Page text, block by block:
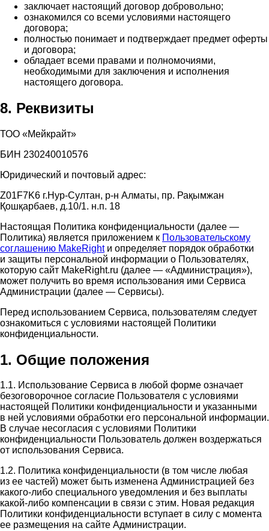
заключает настоящий договор добровольно;
ознакомился со всеми условиями настоящего
договора;
полностью понимает и подтверждает предмет оферты
и договора;
обладает всеми правами и полномочиями,
необходимыми для заключения и исполнения
настоящего договора.
8. Реквизиты
ТОО «Мейкрайт»
БИН 230240010576
Юридический и почтовый адрес:
Z01F7K6 г.Нур-Султан, р-н Алматы, пр. Рақымжан
Қошқарбаев, д.10/1. н.п. 18
Настоящая Политика конфиденциальности (далее —
Политика) является приложением к Пользовательскому
соглашению MakeRightи определяет порядок обработки
и защиты персональной информации о Пользователях,
которую сайт MakeRight.ru (далее — «Администрация»),
может получить во время использования ими Cервиса
Администрации (далее — Сервисы).
Перед использованием Сервиса, пользователям следует
ознакомиться с условиями настоящей Политики
конфиденциальности.
1. Общие положения
1.1. Использование Сервиса в любой форме означает
безоговорочное согласие Пользователя с условиями
настоящей Политики конфиденциальности и указанными
в ней условиями обработки его персональной информации.
В случае несогласия с условиями Политики
конфиденциальности Пользователь должен воздержаться
от использования Сервиса.
1.2. Политика конфиденциальности (в том числе любая
из ее частей) может быть изменена Администрацией без
какого-либо специального уведомления и без выплаты
какой-либо компенсации в связи с этим. Новая редакция
Политики конфиденциальности вступает в силу с момента
ее размещения на сайте Администрации.